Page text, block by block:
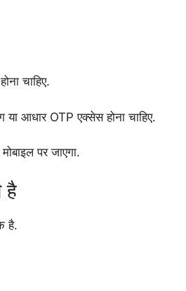
चाहिए.
आधार OTP एक्सेस होना चाहिए.
पर जाएगा.
है
है.